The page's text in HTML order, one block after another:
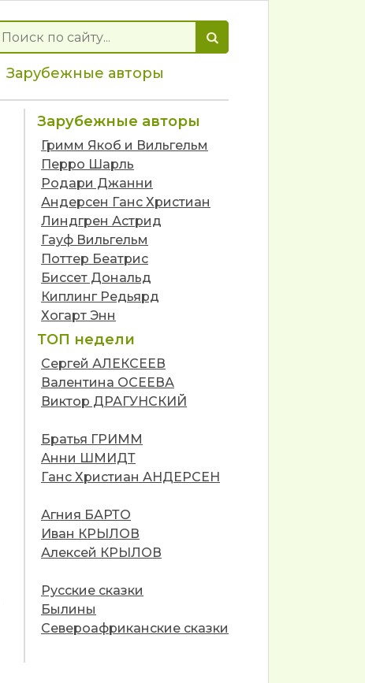
Зарубежные авторы
Зарубежные авторы
Гримм Якоб и Вильгельм
Перро Шарль
Родари Джанни
Андерсен Ганс Христиан
Линдгрен Астрид
Гауф Вильгельм
Поттер Беатрис
Биссет Дональд
Киплинг Редьярд
Хогарт Энн
ТОП недели
Сергей АЛЕКСЕЕВ
Валентина ОСЕЕВА
Виктор ДРАГУНСКИЙ
Братья ГРИММ
Анни ШМИДТ
Ганс Христиан АНДЕРСЕН
Агния БАРТО
Иван КРЫЛОВ
Алексей КРЫЛОВ
Русские сказки
Былины
Североафриканские сказки